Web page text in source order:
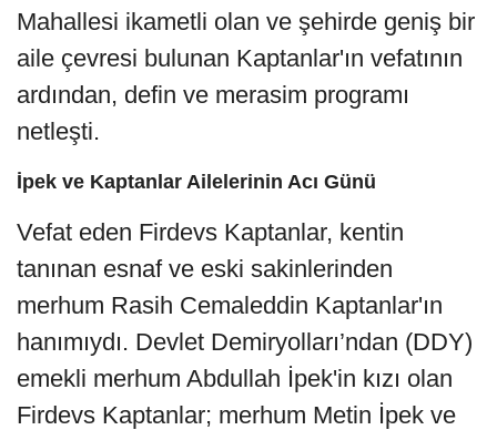
Mahallesi ikametli olan ve şehirde geniş bir
aile çevresi bulunan Kaptanlar'ın vefatının
ardından, defin ve merasim programı
netleşti.
İpek ve Kaptanlar Ailelerinin Acı Günü
Vefat eden Firdevs Kaptanlar, kentin
tanınan esnaf ve eski sakinlerinden
merhum Rasih Cemaleddin Kaptanlar'ın
hanımıydı. Devlet Demiryolları’ndan (DDY)
emekli merhum Abdullah İpek'in kızı olan
Firdevs Kaptanlar; merhum Metin İpek ve